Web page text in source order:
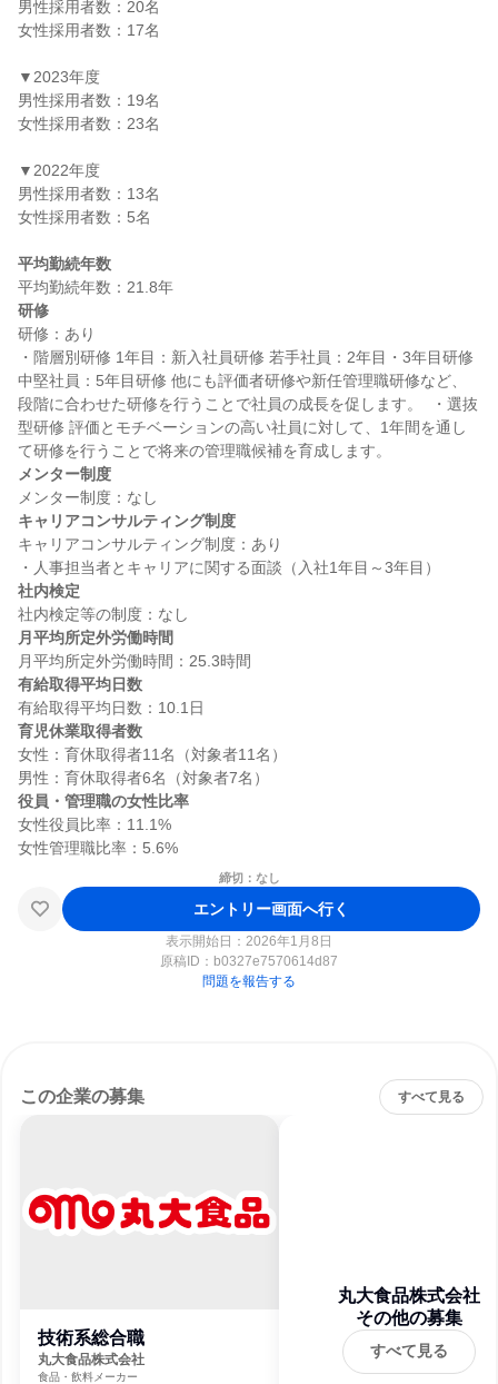
男性採用者数：20名
女性採用者数：17名
▼2023年度
男性採用者数：19名
女性採用者数：23名
▼2022年度
男性採用者数：13名
女性採用者数：5名
平均勤続年数
研修
研修：あり
・階層別研修 1年目：新入社員研修 若手社員：2年目・3年目研修
中堅社員：5年目研修 他にも評価者研修や新任管理職研修など、
段階に合わせた研修を行うことで社員の成長を促します。  ・選抜
型研修 評価とモチベーションの高い社員に対して、1年間を通し
メンター制度
キャリアコンサルティング制度
キャリアコンサルティング制度：あり
社内検定
月平均所定外労働時間
有給取得平均日数
育児休業取得者数
女性：育休取得者11名（対象者11名）
役員・管理職の女性比率
女性役員比率：11.1%
締切：なし
エントリー画面へ行く
表示開始日：2026年1月8日
原稿ID： b0327e7570614d87
問題を報告する
この企業の募集 すべて見る
技術系総合職
丸大食品株式会社
食品・飲料メーカー
丸大食品株式会社
その他の募集
すべて見る